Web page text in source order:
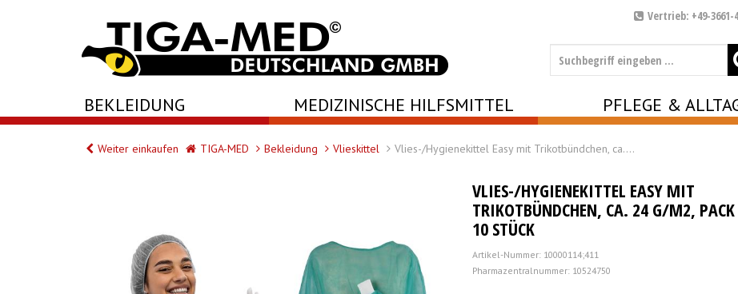
Vertrieb: +49-3661-
BEKLEIDUNG MEDIZINISCHE HILFSMITTEL PFLEGE &
Weiter einkaufen TIGA-MED Bekleidung Vlieskittel Vlies-/Hygienekittel Easy mit Trikotbündchen, ca.…
VLIES-/HYGIENEKITTEL EASY MIT
TRIKOTBÜNDCHEN, CA. 24 G/M2,
10 STÜCK
Artikel-Nummer: 10000114;411
Pharmazentralnummer: 10524750